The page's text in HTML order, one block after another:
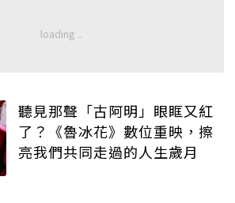
聽見那聲「古阿明」眼眶又紅
了？《魯冰花》數位重映，擦
亮我們共同走過的人生歲月